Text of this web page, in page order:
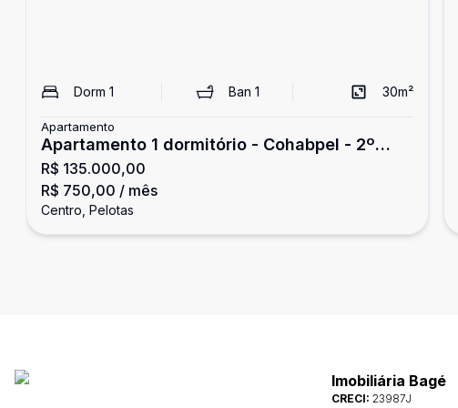
Dorm 1 Ban 1 30m²
Apartamento
Apartamento 1 dormitório - Cohabpel - 2º
andar Pelotas
R$ 135.000,00
R$ 750,00 / mês
Centro, Pelotas
Imobiliária Bagé
CRECI: 23987J